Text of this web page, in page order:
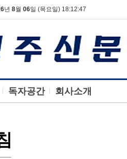
년 8월 06일 (목요일) 18:12:48
독자공간 회사소개